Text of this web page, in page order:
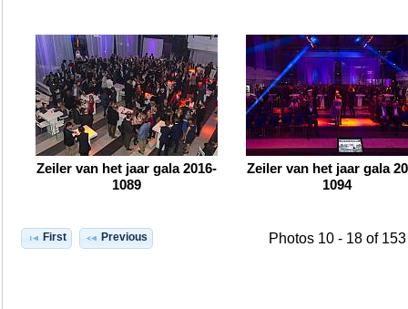
Zeiler van het jaar gala 2016-
1089
Zeiler van het jaar gala
1094
First Previous Photos 10 - 18 of 153